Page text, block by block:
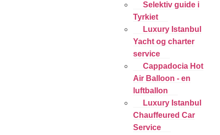
Selektiv guide i
Tyrkiet
Luxury Istanbul
Yacht og charter
service
Cappadocia Hot
Air Balloon - en
luftballon
Luxury Istanbul
Chauffeured Car
Service